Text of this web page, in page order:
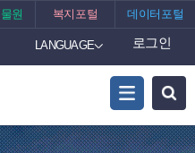
원 복지포털 데이터포털
LANGUAGE 로그인